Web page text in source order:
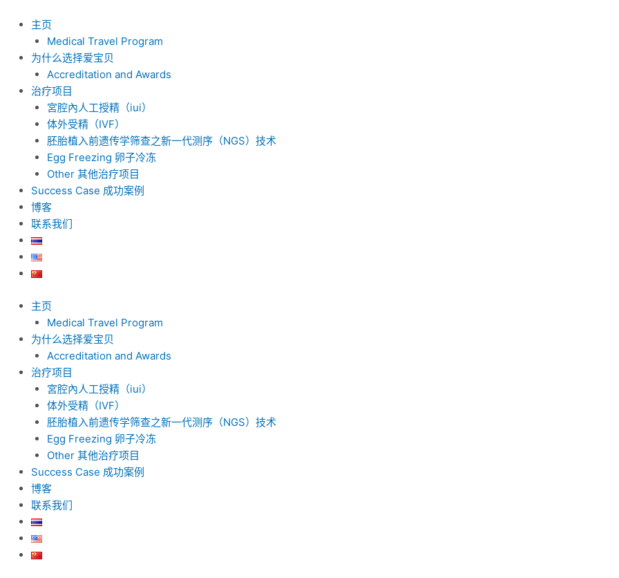
主页
Medical Travel Program
为什么选择爱宝贝
Accreditation and Awards
治疗项目
宮腔內人工授精（iui）
体外受精（IVF）
胚胎植入前遗传学筛查之新一代测序（NGS）技术
Egg Freezing 卵子冷冻
Other 其他治疗项目
Success Case 成功案例
博客
联系我们
主页
Medical Travel Program
为什么选择爱宝贝
Accreditation and Awards
治疗项目
宮腔內人工授精（iui）
体外受精（IVF）
胚胎植入前遗传学筛查之新一代测序（NGS）技术
Egg Freezing 卵子冷冻
Other 其他治疗项目
Success Case 成功案例
博客
联系我们